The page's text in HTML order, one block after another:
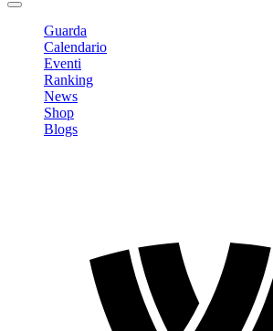
Guarda
Calendario
Eventi
Ranking
News
Shop
Blogs